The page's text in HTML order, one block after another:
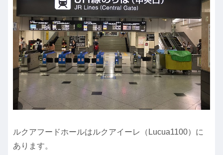
ルクアフードホールはルクアイーレ（Lucua1100）に
あります。